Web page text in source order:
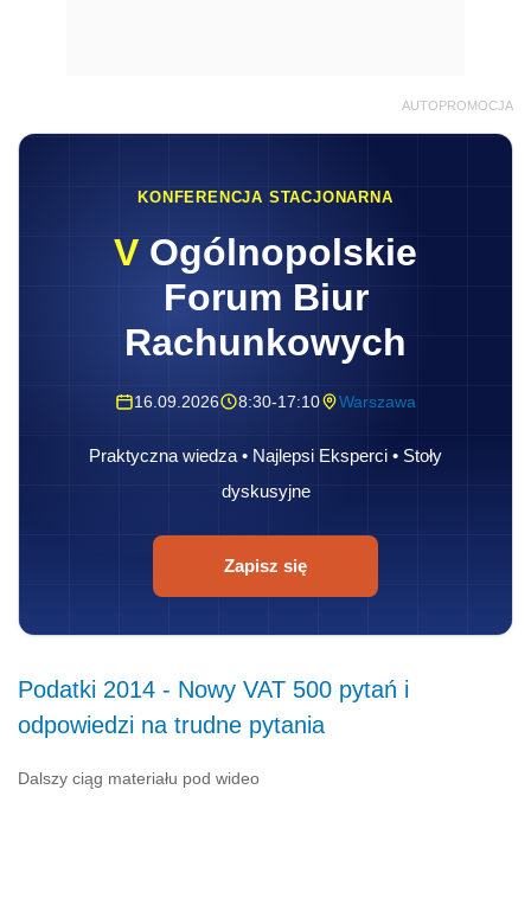
AUTOPROMOCJA
KONFERENCJA STACJONARNA
V Ogólnopolskie
Forum Biur
Rachunkowych
16.09.2026 8:30-17:10 Warszawa
Praktyczna wiedza • Najlepsi Eksperci • Stoły
dyskusyjne
Zapisz się
Podatki 2014 - Nowy VAT 500 pytań i
odpowiedzi na trudne pytania
Dalszy ciąg materiału pod wideo